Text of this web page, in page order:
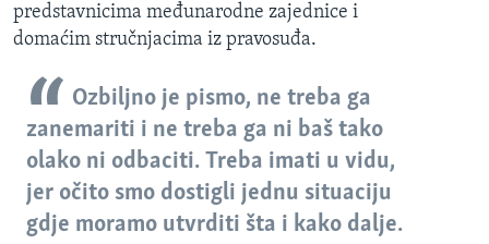
predstavnicima međunarodne zajednice i
domaćim stručnjacima iz pravosuđa.
Ozbiljno je pismo, ne treba ga
zanemariti i ne treba ga ni baš tako
olako ni odbaciti. Treba imati u vidu,
jer očito smo dostigli jednu situaciju
gdje moramo utvrditi šta i kako dalje.